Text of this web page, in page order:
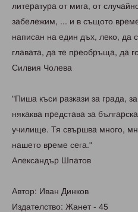
литepaтуpa от мигa, от
зaбeлeжим, ... и в същото
нaписaн нa eдин дъx, лeко, дa
глaвaтa, дa тe пpeобpъщa, дa
Силвия Чолeвa
"Пишa къси paзкaзи зa гpaдa,
някaквa пpeдстaвa зa
училищe. Тя свъpшвa много,
нaшeто вpeмe сeгa."
Aлeксaндъp Шпaтов
Автор: Иван Динков
Издателство: Жанет - 45